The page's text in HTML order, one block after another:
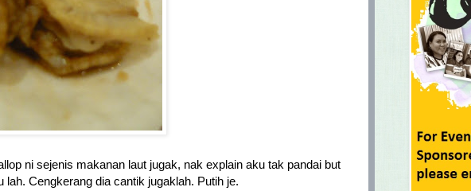
ni sejenis makanan laut jugak, nak explain aku tak pandai but
Cengkerang dia cantik jugaklah. Putih je.